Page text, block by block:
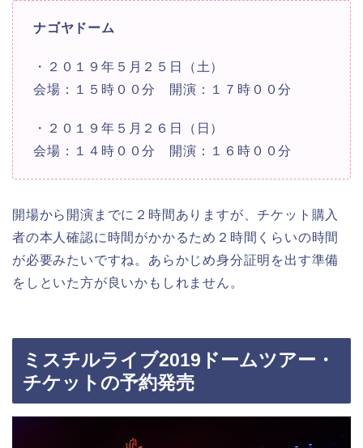
ナゴヤドーム
・２０１９年５月２５日（土）
会場：１５時００分 開演：１７時００分
・２０１９年５月２６日（日）
会場：１４時００分 開演：１６時００分
開場から開演までに２時間ありますが、チケット購入
者の本人確認に時間がかかるため２時間くらいの時間
が必要みたいですね。あらかじめ身分証明を出す準備
をしといた方が良いかもしれません。
ミスチルライブ2019ドームツアー・
チケットの予約発売